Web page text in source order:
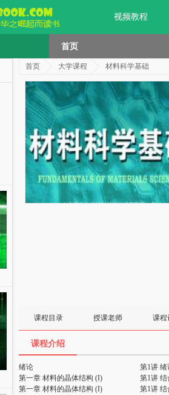
视频教程
首页
首页 大学课程 材料科学基础
课程目录 授课老师 课程
课程介绍
绪论
第1讲 绪
第一章 材料的晶体结构 (I)
第1讲
第一章 材料的晶体结构 (I)
第1讲